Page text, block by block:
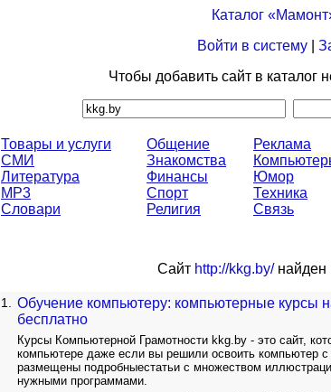
Каталог
Войти в систему|
Чтобы добавить сайт в каталог
Товары и услуги
СМИ
Литература
MP3
Словари
Общение
Знакомства
Финансы
Спорт
Религия
Реклама
Юмор
Техника
Связь
Сайт http://kkg.by/найден
1.
Обучение компьютеру: компьютерные курсы
бесплатно
Курсы Компьютерной Грамотности kkg.by - это сайт,
компьютере даже если вы решили освоить компьютер
размещены подробныестатьи с множеством
нужными программами.